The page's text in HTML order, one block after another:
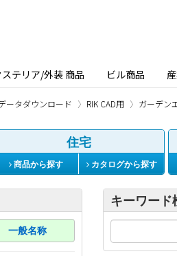
テリア/外装 商品 ビル商品
ータダウンロード RIK CAD用 ガーデン
住宅
商品から探す カタログから探す
一般名称
キーワード